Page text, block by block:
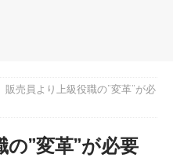
販売員より上級役職の”変革”が必
”変革”が必要